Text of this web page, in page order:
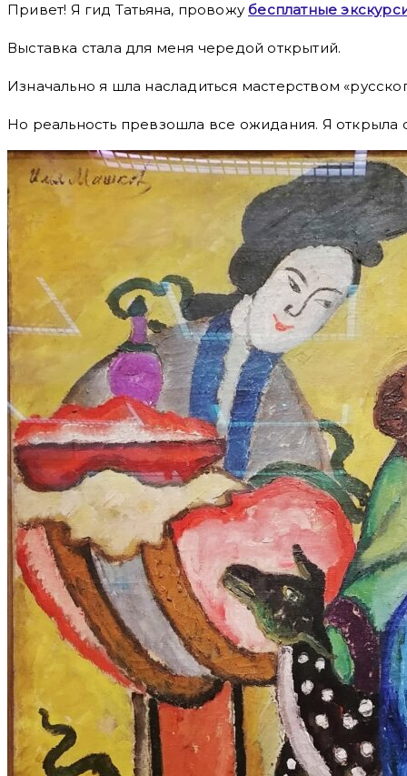
Привет! Я гид Татьяна, провожубесплатные
Выставка стала для меня чередой открытий.
Изначально я шла насладиться мастерством
Но реальность превзошла все ожидания. Я